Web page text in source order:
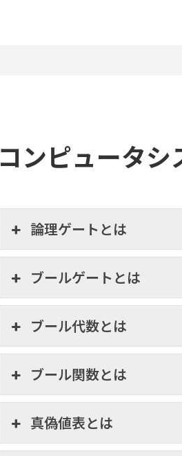
コンピュータ
論理ゲートとは
ブールゲートとは
ブール代数とは
ブール関数とは
真偽値表とは